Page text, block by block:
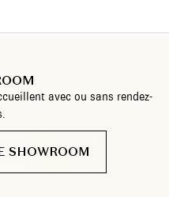
avec ou sans rendez-
SHOWROOM